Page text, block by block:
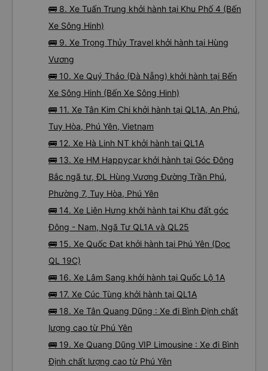
🚌 8. Xe Tuấn Trung khởi hành tại Khu Phố 4 (Bến
Xe Sông Hinh)
🚌 9. Xe Trọng Thủy Travel khởi hành tại Hùng
Vương
🚌 10. Xe Quý Thảo (Đà Nẵng) khởi hành tại Bến
Xe Sông Hinh (Bến Xe Sông Hinh)
🚌 11. Xe Tân Kim Chi khởi hành tại QL1A, An Phú,
Tuy Hòa, Phú Yên, Vietnam
🚌 12. Xe Hà Linh NT khởi hành tại QL1A
🚌 13. Xe HM Happycar khởi hành tại Góc Đông
Bắc ngã tư, ĐL Hùng Vương Đường Trần Phú,
Phường 7, Tuy Hòa, Phú Yên
🚌 14. Xe Liên Hưng khởi hành tại Khu đất góc
Đông - Nam, Ngã Tư QL1A và QL25
🚌 15. Xe Quốc Đạt khởi hành tại Phú Yên (Dọc
QL 19C)
🚌 16. Xe Lâm Sang khởi hành tại Quốc Lộ 1A
🚌 17. Xe Cúc Tùng khởi hành tại QL1A
🚌 18. Xe Tân Quang Dũng : Xe đi Bình Định chất
lượng cao từ Phú Yên
🚌 19. Xe Quang Dũng VIP Limousine : Xe đi Bình
Định chất lượng cao từ Phú Yên